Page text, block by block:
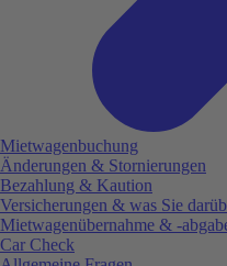
Mietwagenbuchung
Änderungen & Stornierungen
Bezahlung & Kaution
Versicherungen & was Sie
Mietwagenübernahme & -
Car Check